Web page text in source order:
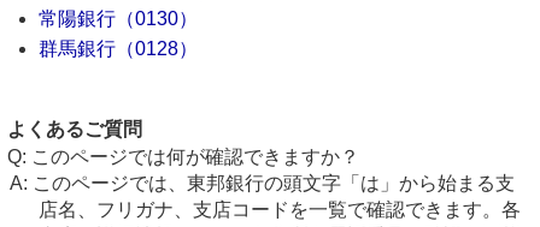
常陽銀行（0130）
群馬銀行（0128）
よくあるご質問
このページでは何が確認できますか？
このページでは、東邦銀行の頭文字「は」から始まる支
店名、フリガナ、支店コードを一覧で確認できます。各